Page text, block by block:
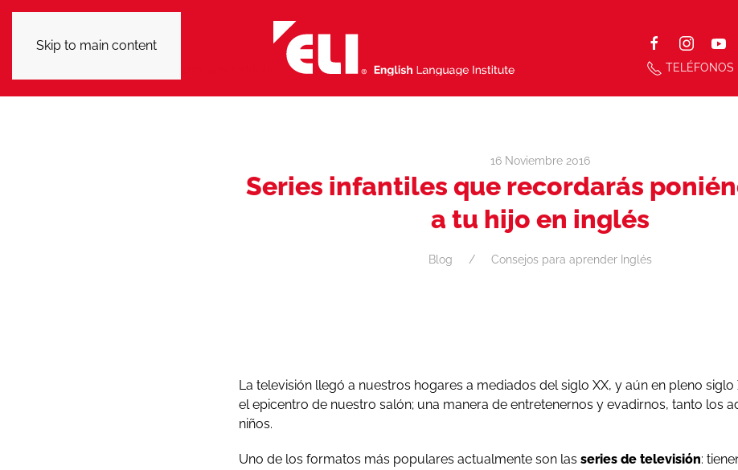
Skip to main content
TELÉFONOS
16 Noviembre 2016
Series infantiles que recordarás
a tu hijo en inglés
Blog Consejos para aprender Inglés
La televisión llegó a nuestros hogares a mediados del siglo XX, y aún en pleno siglo
el epicentro de nuestro salón; una manera de entretenernos y evadirnos, tanto los
niños.
Uno de los formatos más populares actualmente son las series de televisión: